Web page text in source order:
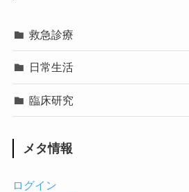
救急診療
日常生活
臨床研究
メタ情報
ログイン